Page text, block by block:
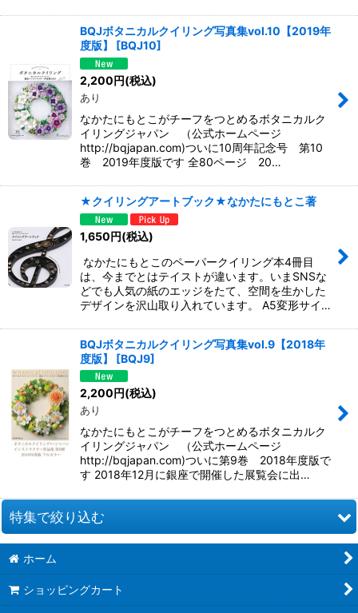
BQJボタニカルクイリング写真集vol.10【2019年
度版】
[BQJ10]
2,200円(税込)
あり
なかたにもとこがチーフをつとめるボタニカルク
イリングジャパン （公式ホームページ
http://bqjapan.com)ついに10周年記念号 第10
巻 2019年度版です 全80ページ 20…
★クイリングアートブック★なかたにもとこ著
1,650円(税込)
なかたにもとこのペーパークイリング本4冊目
は、今までとはテイストが違います。いまSNSな
どでも人気の紙のエッジをたて、空間を生かした
デザインを沢山取り入れています。 A5変形サイ…
BQJボタニカルクイリング写真集vol.9【2018年
度版】
[BQJ9]
2,200円(税込)
あり
なかたにもとこがチーフをつとめるボタニカルク
イリングジャパン （公式ホームページ
http://bqjapan.com)ついに第9巻 2018年度版で
す 2018年12月に銀座で開催した展覧会に出…
特集で絞り込む
お道具類
クイリングキット
ホーム
ショッピングカート